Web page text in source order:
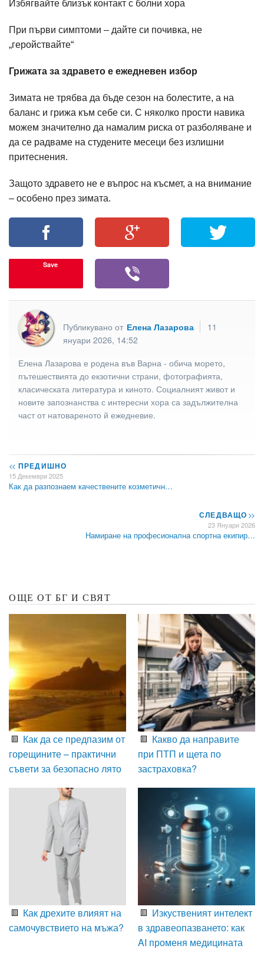
Избягвайте близък контакт с болни хора
При първи симптоми – дайте си почивка, не
„геройствайте“
Грижата за здравето е ежедневен избор
Зимата не трябва да бъде сезон на болестите, а на
баланс и грижа към себе си. С няколко прости навика
можем значително да намалим риска от разболяване и
да се радваме на студените месеци без излишни
притеснения.
Защото здравето не е въпрос на късмет, а на внимание
– особено през зимата.
Save
Публикувано от Елена Лазарова
11
януари 2026, 14:52
Елена Лазарова е родена във Варна - обича морето,
пътешествията до екзотични страни, фотографията,
класическата литература и киното. Социалният живот и
новите запознанства с интересни хора са задължителна
част от натовареното й ежедневие.
<< ПРЕДИШНО
15 Декември 2025
Как да разпознаем качествените козметичн…
СЛЕДВАЩО>>
23 Януари 2026
Намиране на професионална спортна екипир…
ОЩЕ ОТ БГ И СВЯТ
Как да се предпазим от
горещините – практични
съвети за безопасно лято
Какво да направите
при ПТП и щета по
застраховка?
Как дрехите влияят на
самочувствието на мъжа?
Изкуственият интелект
в здравеопазването: как
AI променя медицината